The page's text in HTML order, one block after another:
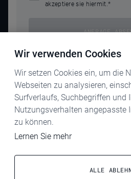
akzeptiere sie hiermit.*
ANFRAGE
KARRIERE
Wir verwenden Cookies
Wir setzen Cookies ein, um die
Webseiten zu analysieren,
Surfverlaufs, Suchbegriffen und
Nutzungsverhalten angepasste
zu können.
Lernen Sie mehr
ALLE